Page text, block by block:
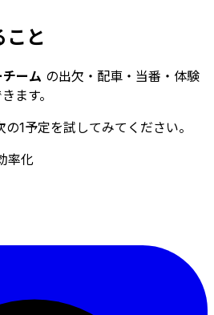
と
ーム の出欠・配車・当番・体験
ます。
の1予定を試してみてください。
率化